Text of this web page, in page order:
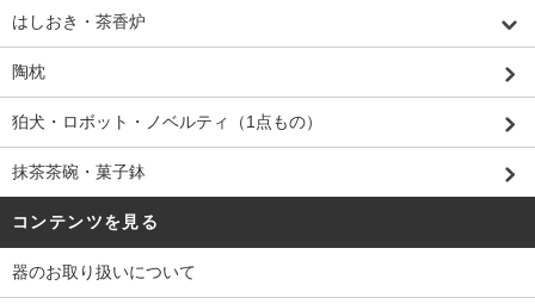
はしおき・茶香炉
陶枕
狛犬・ロボット・ノベルティ（1点もの）
抹茶茶碗・菓子鉢
コンテンツを見る
器のお取り扱いについて